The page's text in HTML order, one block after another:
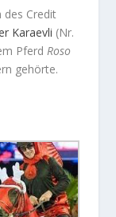
des Credit
Karaevli (Nr.
PferdRoso
gehörte.